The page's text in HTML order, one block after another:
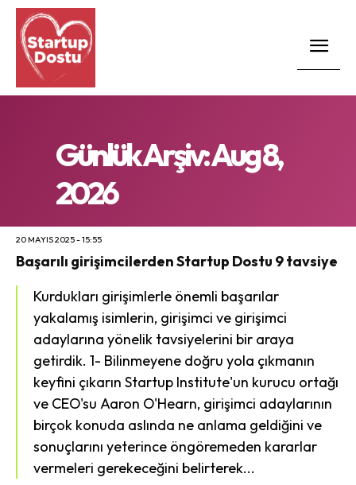
Günlük Arşiv: Aug 8,
2026
20 MAYIS 2025 - 15:55
Başarılı girişimcilerden Startup Dostu 9 tavsiye
Kurdukları girişimlerle önemli başarılar
yakalamış isimlerin, girişimci ve girişimci
adaylarına yönelik tavsiyelerini bir araya
getirdik. 1- Bilinmeyene doğru yola çıkmanın
keyfini çıkarın Startup Institute'un kurucu ortağı
ve CEO'su Aaron O'Hearn, girişimci adaylarının
birçok konuda aslında ne anlama geldiğini ve
sonuçlarını yeterince öngöremeden kararlar
vermeleri gerekeceğini belirterek...